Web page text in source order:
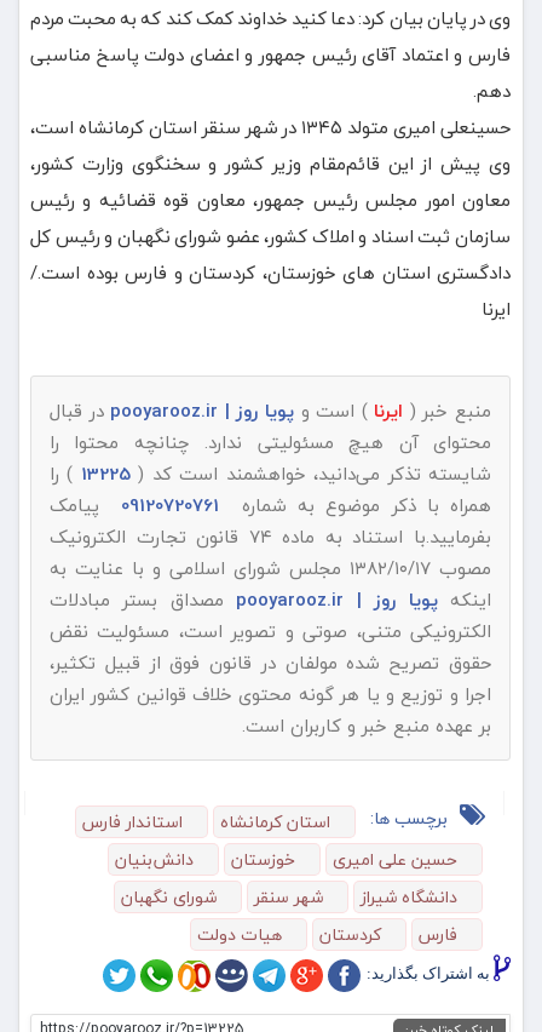
وی در پایان بیان کرد: دعا کنید خداوند کمک کند که به محبت مردم
فارس و اعتماد آقای رئیس جمهور و اعضای دولت پاسخ مناسبی
دهم.
حسینعلی امیری متولد ۱۳۴۵ در شهر سنقر استان کرمانشاه است،
وی پیش از این قائم‌مقام وزیر کشور و سخنگوی وزارت کشور،
معاون امور مجلس رئیس جمهور، معاون قوه قضائیه و رئیس
سازمان ثبت اسناد و املاک کشور، عضو شورای نگهبان و رئیس کل
دادگستری استان های خوزستان، کردستان و فارس بوده است./
ایرنا
منبع خبر ( ایرنا ) است وپویا روز | pooyarooz.ir
در قبال
محتوای آن هیچ مسئولیتی ندارد. چنانچه محتوا را
شایسته تذکر می‌دانید، خواهشمند است کد (13225
) را
همراه با ذکر موضوع به شماره
پیامک
بفرمایید.با استناد به ماده ۷۴ قانون تجارت الکترونیک
مصوب ۱۳۸۲/۱۰/۱۷ مجلس شورای اسلامی و با عنایت به
اینکهپویا روز | pooyarooz.ir
مصداق بستر مبادلات
الکترونیکی متنی، صوتی و تصویر است، مسئولیت نقض
حقوق تصریح شده مولفان در قانون فوق از قبیل تکثیر،
اجرا و توزیع و یا هر گونه محتوی خلاف قوانین کشور ایران
بر عهده منبع خبر و کاربران است.
برچسب ها: استان کرمانشاه
استاندار فارس
حسین علی امیری
خوزستان
دانش‌بنیان
دانشگاه شیراز
شهر سنقر
شورای نگهبان
فارس
کردستان هیات دولت
به اشتراک بگذارید: